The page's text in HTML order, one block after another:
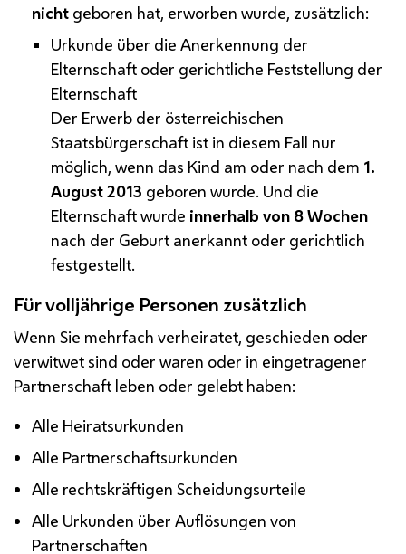
nicht geboren hat, erworben wurde, zusätzlich:
Urkunde über die Anerkennung der
Elternschaft oder gerichtliche Feststellung der
Elternschaft
Der Erwerb der österreichischen
Staatsbürgerschaft ist in diesem Fall nur
möglich, wenn das Kind am oder nach dem 1.
August 2013 geboren wurde. Und die
Elternschaft wurde innerhalb von 8 Wochen
nach der Geburt anerkannt oder gerichtlich
festgestellt.
Für volljährige Personen zusätzlich
Wenn Sie mehrfach verheiratet, geschieden oder
verwitwet sind oder waren oder in eingetragener
Partnerschaft leben oder gelebt haben:
Alle Heiratsurkunden
Alle Partnerschaftsurkunden
Alle rechtskräftigen Scheidungsurteile
Alle Urkunden über Auflösungen von
Partnerschaften